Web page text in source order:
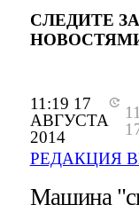
11:19 17
АВГУСТА
2014
РЕДАКЦИЯ
СЛЕДИТЕ ЗА
Машина